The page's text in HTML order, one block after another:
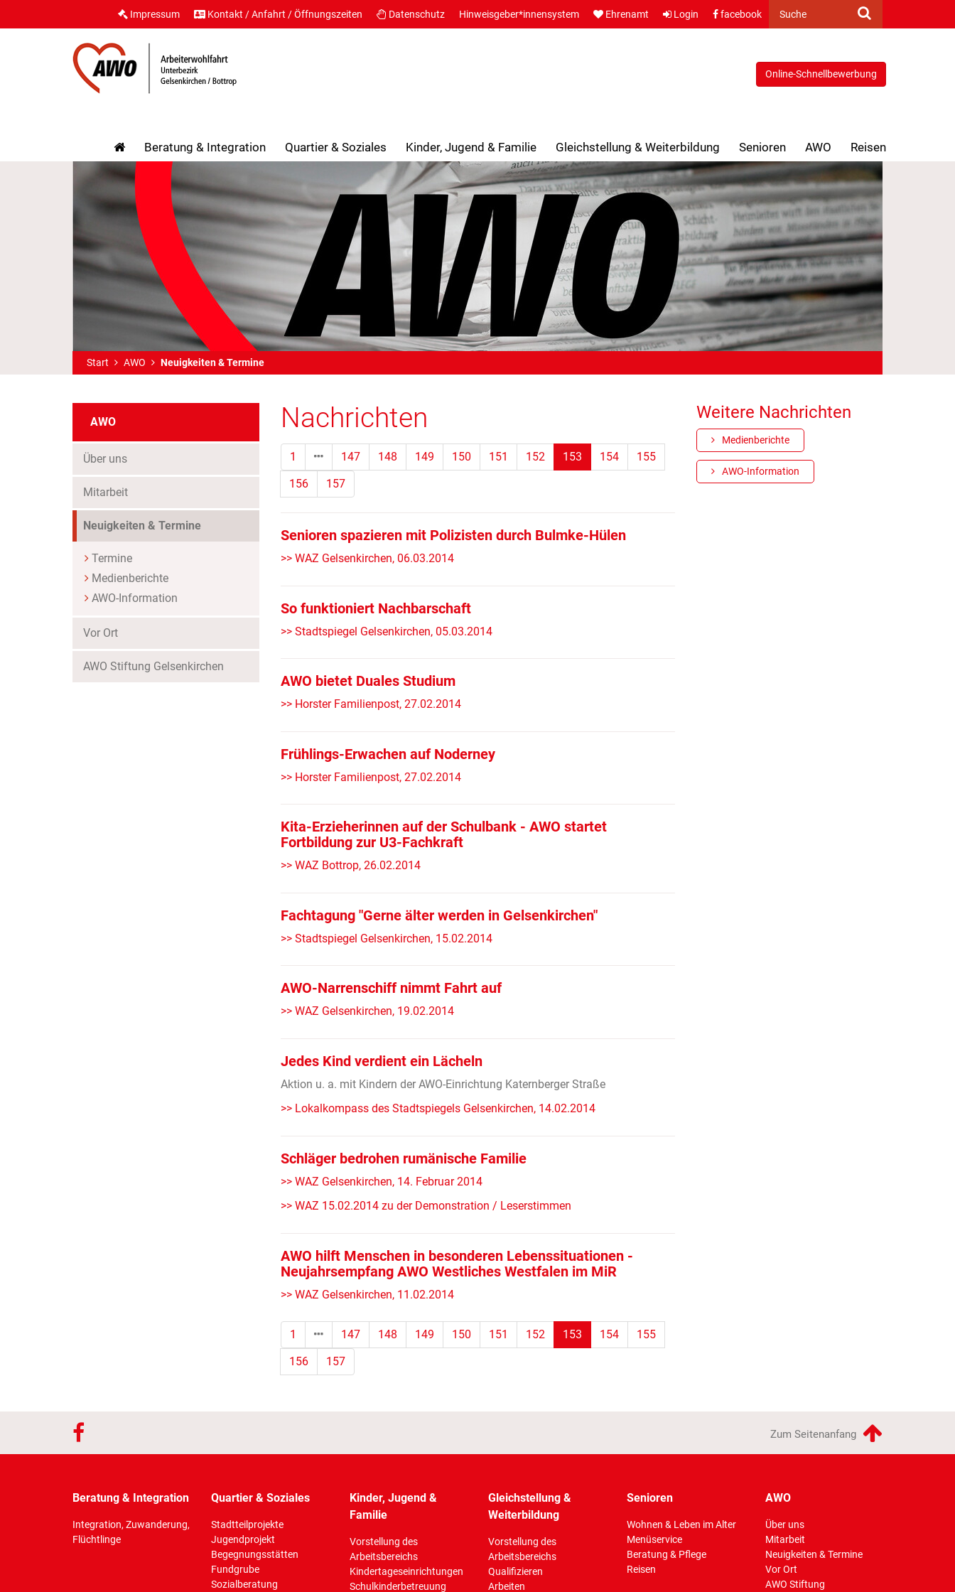
Suche
Impressum Kontakt / Anfahrt / Öffnungszeiten Datenschutz Hinweisgeber*innensystem Ehrenamt Login facebook
Online-Schnellbewerbung
Beratung & Integration Quartier & Soziales Kinder, Jugend & Familie Gleichstellung & Weiterbildung Senioren AWO Reisen
Start AWO Neuigkeiten & Termine
AWO
Über uns
Mitarbeit
Neuigkeiten & Termine
Termine
Medienberichte
AWO-Information
Vor Ort
AWO Stiftung Gelsenkirchen
Nachrichten
1 147 148 149 150 151 152 153(Standort)
154
155
156
157
Senioren spazieren mit Polizisten durch Bulmke-Hülen
>> WAZ Gelsenkirchen, 06.03.2014
So funktioniert Nachbarschaft
>> Stadtspiegel Gelsenkirchen, 05.03.2014
AWO bietet Duales Studium
>> Horster Familienpost, 27.02.2014
Frühlings-Erwachen auf Noderney
>> Horster Familienpost, 27.02.2014
Kita-Erzieherinnen auf der Schulbank - AWO startet
Fortbildung zur U3-Fachkraft
>> WAZ Bottrop, 26.02.2014
Fachtagung "Gerne älter werden in Gelsenkirchen"
>> Stadtspiegel Gelsenkirchen, 15.02.2014
AWO-Narrenschiff nimmt Fahrt auf
>> WAZ Gelsenkirchen, 19.02.2014
Jedes Kind verdient ein Lächeln
Aktion u. a. mit Kindern der AWO-Einrichtung Katernberger Straße
>> Lokalkompass des Stadtspiegels Gelsenkirchen, 14.02.2014
Schläger bedrohen rumänische Familie
>> WAZ Gelsenkirchen, 14. Februar 2014
>> WAZ 15.02.2014 zu der Demonstration / Leserstimmen
AWO hilft Menschen in besonderen Lebenssituationen -
Neujahrsempfang AWO Westliches Westfalen im MiR
>> WAZ Gelsenkirchen, 11.02.2014
1 147 148 149 150 151 152 153(Standort)
154
155
156
157
Weitere Nachrichten
Medienberichte
AWO-Information
Zum Seitenanfang
Beratung & Integration
Integration, Zuwanderung,
Flüchtlinge
Quartier & Soziales
Stadtteilprojekte
Jugendprojekt
Begegnungsstätten
Fundgrube
Sozialberatung
Kinder, Jugend &
Familie
Vorstellung des
Arbeitsbereichs
Kindertageseinrichtungen
Schulkinderbetreuung
Gleichstellung &
Weiterbildung
Vorstellung des
Arbeitsbereichs
Qualifizieren
Arbeiten
Senioren
Wohnen & Leben im Alter
Menüservice
Beratung & Pflege
Reisen
AWO
Über uns
Mitarbeit
Neuigkeiten & Termine(Standort)
Vor Ort
AWO Stiftung